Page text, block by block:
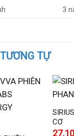
3
TỰ
CƠ